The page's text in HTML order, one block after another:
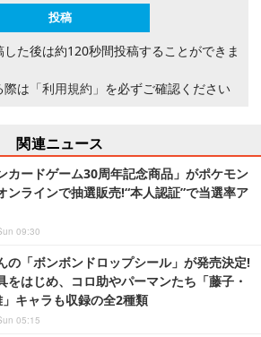
た後は約120秒間投稿することができま
は 「利用規約」 を必ずご確認ください
関連ニュース
カードゲーム30周年記念商品」がポケモン
ンラインで抽選販売!“本人認証”で当選率ア
09:30
の「ボンボンドロップシール」が発売決定!
をはじめ、コロ助やパーマンたち「藤子・
キャラも収録の全2種類
05:15